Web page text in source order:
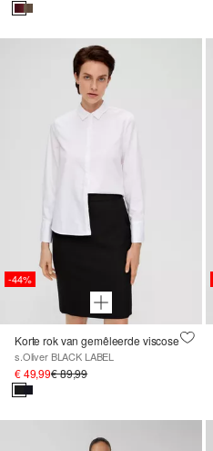
-44%
Korte rok van gemêleerde viscose
s.Oliver BLACK LABEL
€ 49,99€ 89,99